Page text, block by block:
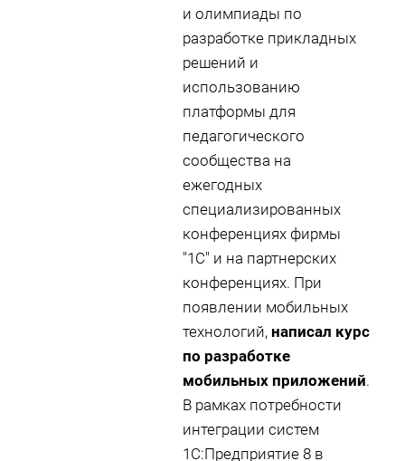
и олимпиады по
разработке прикладных
решений и
использованию
платформы для
педагогического
сообщества на
ежегодных
специализированных
конференциях фирмы
"1С" и на партнерских
конференциях. При
появлении мобильных
технологий, написал курс
по разработке
мобильных приложений.
В рамках потребности
интеграции систем
1С:Предприятие 8 в